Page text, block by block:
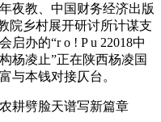
夜教、中国财务经济出版
院乡村展开研讨所计谋支
启办的“r o ! P u 22018中
杨凌止”正在陕西杨凌国
与本钱对接仄台。